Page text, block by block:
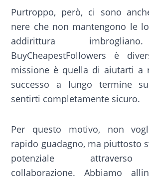
Purtroppo, però, ci sono
nere che non mantengono le
addirittura
BuyCheapestFollowers è
missione è quella di aiutarti a
successo a lungo termine
sentirti completamente sicuro.
Per questo motivo, non
rapido guadagno, ma piuttosto
potenziale attraverso
collaborazione. Abbiamo